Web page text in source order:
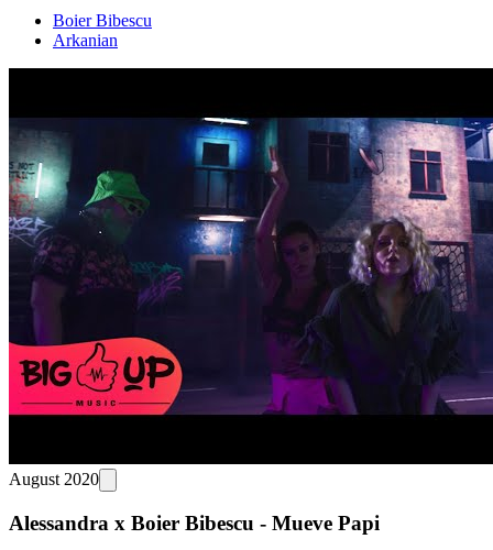
Boier Bibescu
Arkanian
August 2020
Alessandra x Boier Bibescu - Mueve Papi